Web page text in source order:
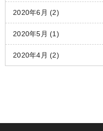
2020年6月 (2)
2020年5月 (1)
2020年4月 (2)